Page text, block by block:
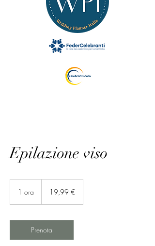
Epilazione viso
1 ora 19,99 €
Prenota